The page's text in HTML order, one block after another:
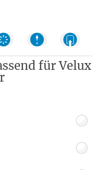
für Velux